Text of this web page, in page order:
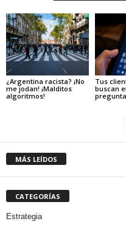
¿Argentina racista? ¡No
me jodan! ¡Malditos
algoritmos!
Tus
buscan
MÁS LEÍDOS
CATEGORÍAS
Estrategia